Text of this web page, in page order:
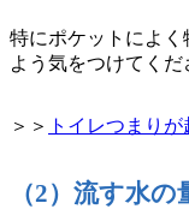
特にポケットによ
よう気をつけてくだ
＞＞ トイレつまり
（2）流す水